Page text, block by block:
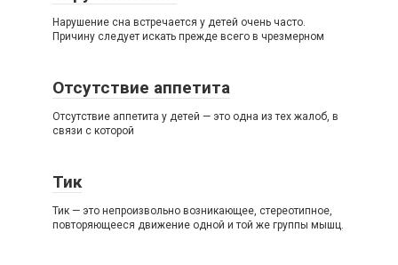
Нарушение сна встречается у детей очень часто.
Причину следует искать прежде всего в чрезмерном
Отсутствие аппетита
Отсутствие аппетита у детей — это одна из тех жалоб, в
связи с которой
Тик
Тик — это непроизвольно возникающее, стереотипное,
повторяющееся движение одной и той же группы мышц.